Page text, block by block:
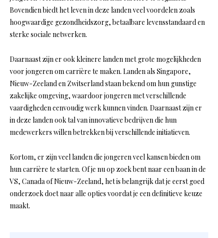
Bovendien biedt het leven in deze landen veel voordelen zoals
hoogwaardige gezondheidszorg, betaalbare levensstandaard en
sterke sociale netwerken.
Daarnaast zijn er ook kleinere landen met grote mogelijkheden
voor jongeren om carrière te maken. Landen als Singapore,
Nieuw-Zeeland en Zwitserland staan bekend om hun gunstige
zakelijke omgeving, waardoor jongeren met verschillende
vaardigheden eenvoudig werk kunnen vinden. Daarnaast zijn er
in deze landen ook tal van innovatieve bedrijven die hun
medewerkers willen betrekken bij verschillende initiatieven.
Kortom, er zijn veel landen die jongeren veel kansen bieden om
hun carrière te starten. Of je nu op zoek bent naar een baan in de
VS, Canada of Nieuw-Zeeland, het is belangrijk dat je eerst goed
onderzoek doet naar alle opties voordat je een definitieve keuze
maakt.